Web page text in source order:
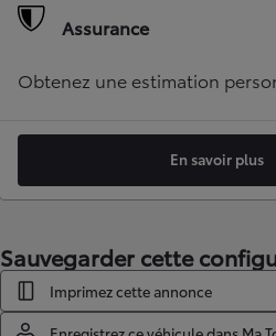
Assurance
Obtenez une estimation
En savoir plus
Sauvegarder cette
Imprimez cette annonce